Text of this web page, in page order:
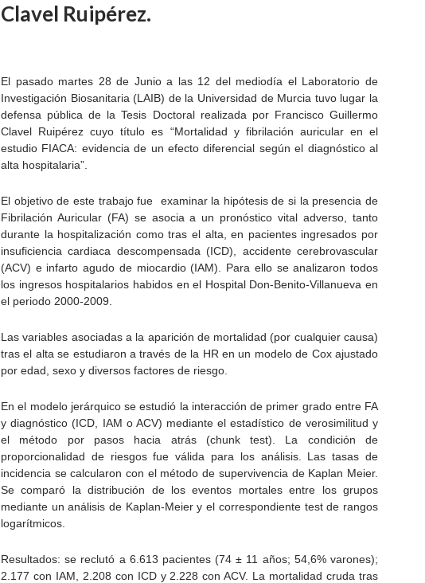
Clavel Ruipérez.
El pasado martes 28 de Junio a las 12 del mediodía el Laboratorio de
Investigación Biosanitaria (LAIB) de la Universidad de Murcia tuvo lugar la
defensa pública de la Tesis Doctoral realizada por Francisco Guillermo
Clavel Ruipérez cuyo título es “Mortalidad y fibrilación auricular en el
estudio FIACA: evidencia de un efecto diferencial según el diagnóstico al
alta hospitalaria”.
El objetivo de este trabajo fue examinar la hipótesis de si la presencia de
Fibrilación Auricular (FA) se asocia a un pronóstico vital adverso, tanto
durante la hospitalización como tras el alta, en pacientes ingresados por
insuficiencia cardiaca descompensada (ICD), accidente cerebrovascular
(ACV) e infarto agudo de miocardio (IAM). Para ello se analizaron todos
los ingresos hospitalarios habidos en el Hospital Don-Benito-Villanueva en
el periodo 2000-2009.
Las variables asociadas a la aparición de mortalidad (por cualquier causa)
tras el alta se estudiaron a través de la HR en un modelo de Cox ajustado
por edad, sexo y diversos factores de riesgo.
En el modelo jerárquico se estudió la interacción de primer grado entre FA
y diagnóstico (ICD, IAM o ACV) mediante el estadístico de verosimilitud y
el método por pasos hacia atrás (chunk test). La condición de
proporcionalidad de riesgos fue válida para los análisis. Las tasas de
incidencia se calcularon con el método de supervivencia de Kaplan Meier.
Se comparó la distribución de los eventos mortales entre los grupos
mediante un análisis de Kaplan-Meier y el correspondiente test de rangos
logarítmicos.
Resultados: se reclutó a 6.613 pacientes (74 ± 11 años; 54,6% varones);
2.177 con IAM, 2.208 con ICD y 2.228 con ACV. La mortalidad cruda tras